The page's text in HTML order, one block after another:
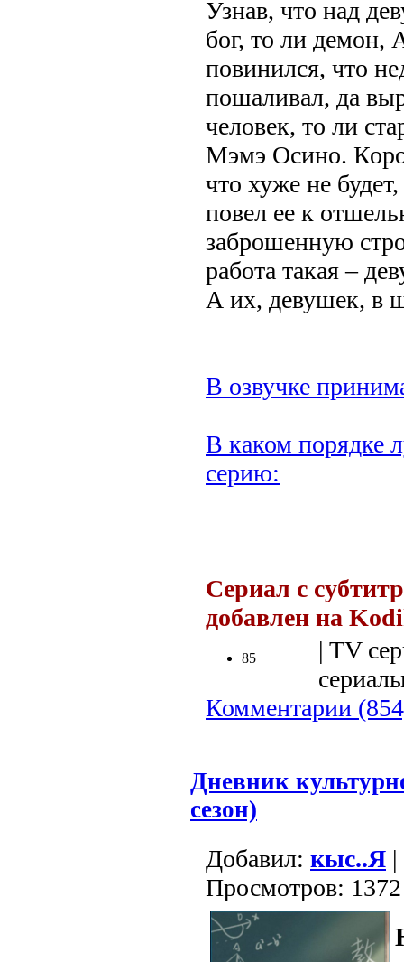
Узнав, что над
бог, то ли демон,
повинился, что
пошаливал, да
человек, то ли
Мэмэ Осино.
что хуже не
повел ее к
заброшенную
работа такая –
А их, девушек, в
В озвучке
В каком порядке
серию:
Сериал с
добавлен на
85
| TV
Комментарии
Дневник
сезон)
Добавил: кыс..Я
Просмотров: 1372